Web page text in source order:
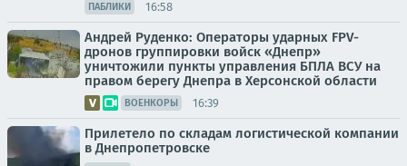
ПАБЛИКИ 16:58
Андрей Руденко: Операторы ударных FPV-
дронов группировки войск «Днепр»
уничтожили пункты управления БПЛА ВСУ на
правом берегу Днепра в Херсонской области
ВОЕНКОРЫ 16:39
Прилетело по складам логистической компании
в Днепропетровске